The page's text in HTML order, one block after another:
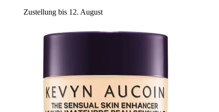
Zustellung bis 12. August